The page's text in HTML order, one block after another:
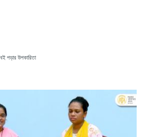
পড়ার উপকারিতা